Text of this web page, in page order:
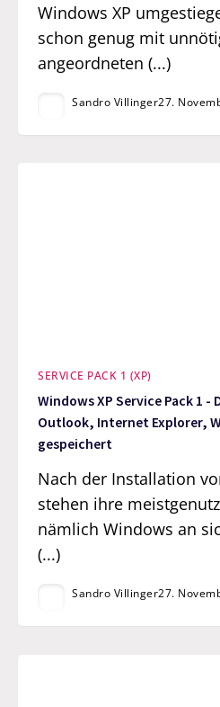
Windows XP
schon genug mit
angeordneten (...)
Sandro Villinger27.
SERVICE PACK 1 (XP)
Windows XP Service Pack 1 -
Outlook, Internet Explorer,
gespeichert
Nach der Installation
stehen ihre
nämlich Windows an
(...)
Sandro Villinger27.